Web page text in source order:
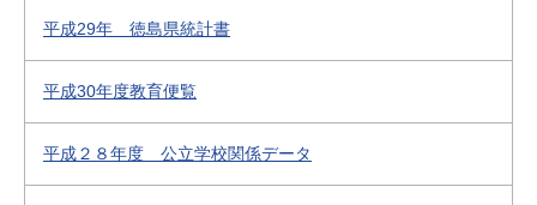
平成29年 徳島県統計書
平成30年度教育便覧
平成２８年度 公立学校関係データ